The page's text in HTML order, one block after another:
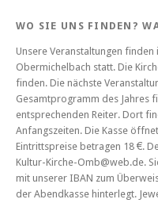
WO SIE UNS FINDEN?
Unsere Veranstaltungen finden
Obermichelbach statt. Die
finden. Die nächste
Gesamtprogramm des Jahres
entsprechenden Reiter. Dort
Anfangszeiten. Die Kasse
Eintrittspreise betragen 18 €.
Kultur-Kirche-Omb@web.de.
mit unserer IBAN zum
der Abendkasse hinterlegt.